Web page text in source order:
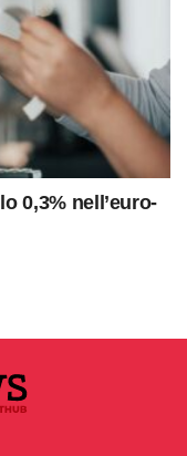
0,3% nell’euro-